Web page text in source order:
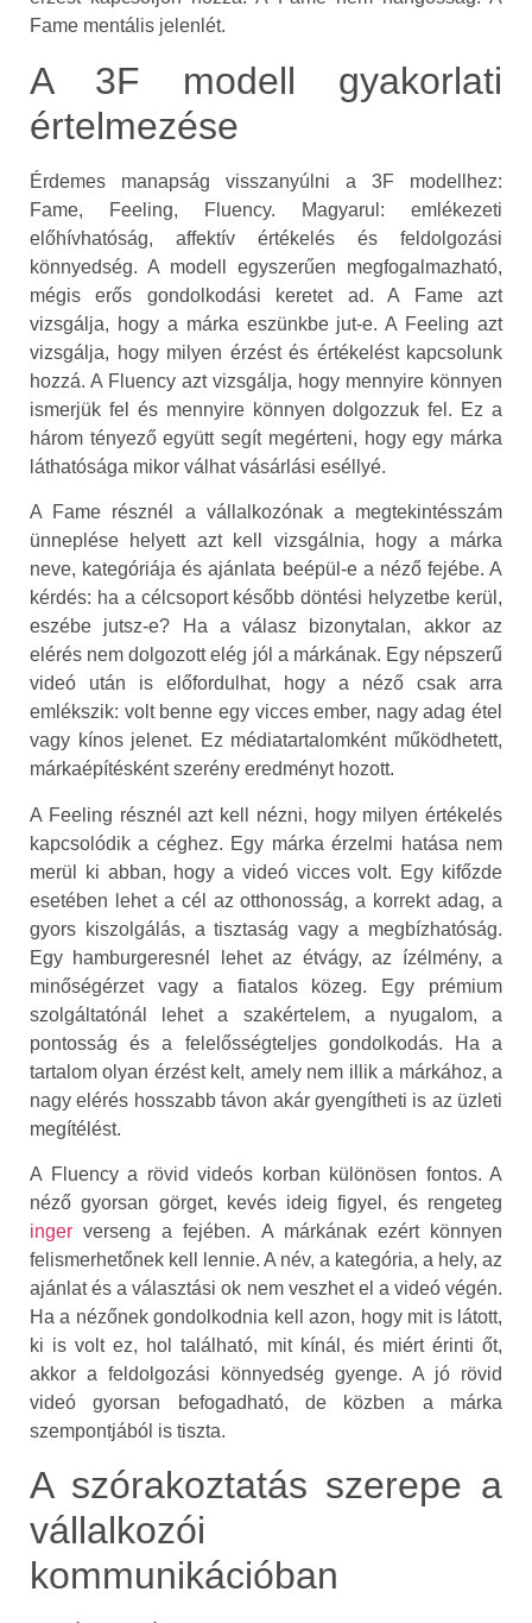
Fame mentális jelenlét.
A 3F modell gyakorlati
értelmezése
Érdemes manapság visszanyúlni a 3F modellhez:
Fame, Feeling, Fluency. Magyarul: emlékezeti
előhívhatóság, affektív értékelés és feldolgozási
könnyedség. A modell egyszerűen megfogalmazható,
mégis erős gondolkodási keretet ad. A Fame azt
vizsgálja, hogy a márka eszünkbe jut-e. A Feeling azt
vizsgálja, hogy milyen érzést és értékelést kapcsolunk
hozzá. A Fluency azt vizsgálja, hogy mennyire könnyen
ismerjük fel és mennyire könnyen dolgozzuk fel. Ez a
három tényező együtt segít megérteni, hogy egy márka
láthatósága mikor válhat vásárlási eséllyé.
A Fame résznél a vállalkozónak a megtekintésszám
ünneplése helyett azt kell vizsgálnia, hogy a márka
neve, kategóriája és ajánlata beépül-e a néző fejébe. A
kérdés: ha a célcsoport később döntési helyzetbe kerül,
eszébe jutsz-e? Ha a válasz bizonytalan, akkor az
elérés nem dolgozott elég jól a márkának. Egy népszerű
videó után is előfordulhat, hogy a néző csak arra
emlékszik: volt benne egy vicces ember, nagy adag étel
vagy kínos jelenet. Ez médiatartalomként működhetett,
márkaépítésként szerény eredményt hozott.
A Feeling résznél azt kell nézni, hogy milyen értékelés
kapcsolódik a céghez. Egy márka érzelmi hatása nem
merül ki abban, hogy a videó vicces volt. Egy kifőzde
esetében lehet a cél az otthonosság, a korrekt adag, a
gyors kiszolgálás, a tisztaság vagy a megbízhatóság.
Egy hamburgeresnél lehet az étvágy, az ízélmény, a
minőségérzet vagy a fiatalos közeg. Egy prémium
szolgáltatónál lehet a szakértelem, a nyugalom, a
pontosság és a felelősségteljes gondolkodás. Ha a
tartalom olyan érzést kelt, amely nem illik a márkához, a
nagy elérés hosszabb távon akár gyengítheti is az üzleti
megítélést.
A Fluency a rövid videós korban különösen fontos. A
néző gyorsan görget, kevés ideig figyel, és rengeteg
inger verseng a fejében. A márkának ezért könnyen
felismerhetőnek kell lennie. A név, a kategória, a hely, az
ajánlat és a választási ok nem veszhet el a videó végén.
Ha a nézőnek gondolkodnia kell azon, hogy mit is látott,
ki is volt ez, hol található, mit kínál, és miért érinti őt,
akkor a feldolgozási könnyedség gyenge. A jó rövid
videó gyorsan befogadható, de közben a márka
szempontjából is tiszta.
A szórakoztatás szerepe a
vállalkozói
kommunikációban